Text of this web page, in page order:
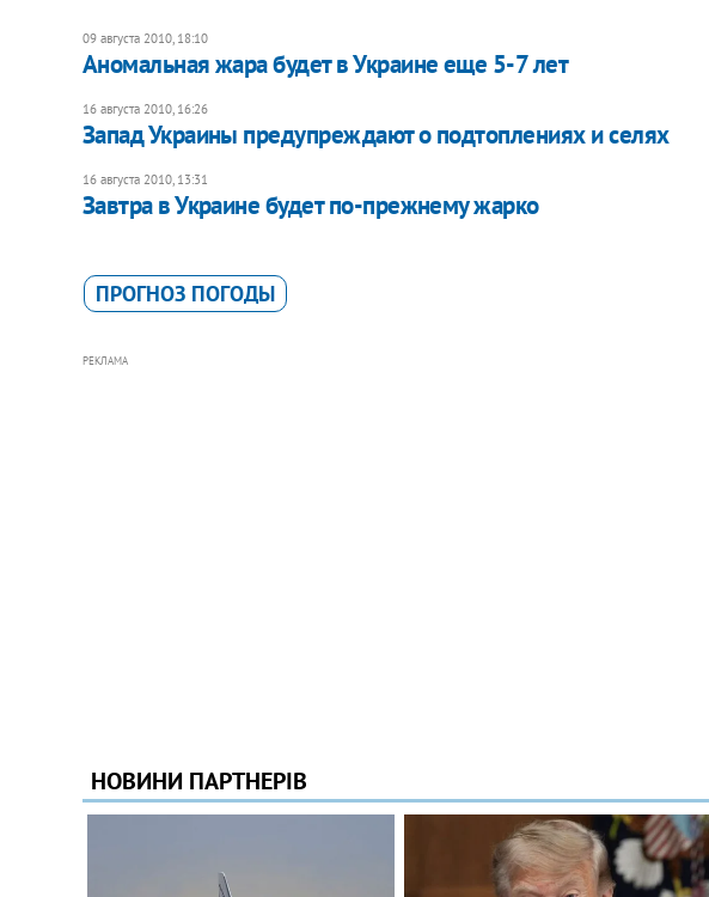
09 августа 2010, 18:10
Аномальная жара будет в Украине еще 5-7 лет
16 августа 2010, 16:26
Запад Украины предупреждают о подтоплениях и селях
16 августа 2010, 13:31
Завтра в Украине будет по-прежнему жарко
ПРОГНОЗ ПОГОДЫ
РЕКЛАМА